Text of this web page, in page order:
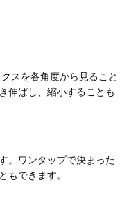
スを各角度から見ること
伸ばし、縮小することも
。ワンタップで決まった
もできます。